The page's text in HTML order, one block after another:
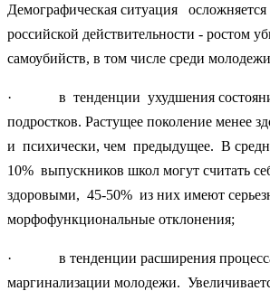
Демографическая ситуация
российской действительности - ростом
самоубийств, в том числе среди
· в тенденции ухудшения состояния
подростков. Растущее поколение менее
и психи­чески, чем предыдущее. В
10% выпускников школ могут считать
здоровыми, 45-50% из них имеют
морфофункциональные отклонения;
· в тенденции расширения процесса
мар­гинализации молодежи.